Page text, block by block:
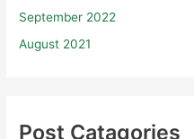
September 2022
August 2021
Post Catagories